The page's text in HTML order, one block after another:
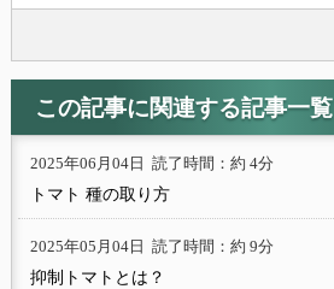
この記事に関連する記事一覧
2025年06月04日 読了時間：約 4分
トマト 種の取り方
2025年05月04日 読了時間：約 9分
抑制トマトとは？